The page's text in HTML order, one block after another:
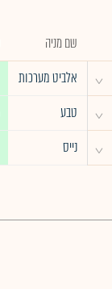
שם מניה
^ אלביט מערכות
^ טבע
^ נייס